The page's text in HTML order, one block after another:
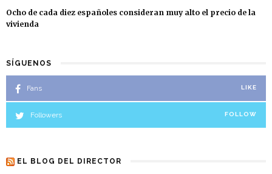
Ocho de cada diez españoles consideran muy alto el precio de la
vivienda
SÍGUENOS
Fans LIKE
Followers FOLLOW
EL BLOG DEL DIRECTOR